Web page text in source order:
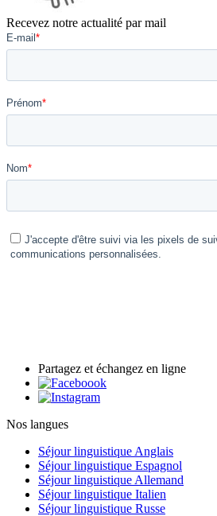
Recevez notre actualité par mail
Partagez et échangez en ligne
Nos langues
Séjour linguistique Anglais
Séjour linguistique Espagnol
Séjour linguistique Allemand
Séjour linguistique Italien
Séjour linguistique Russe